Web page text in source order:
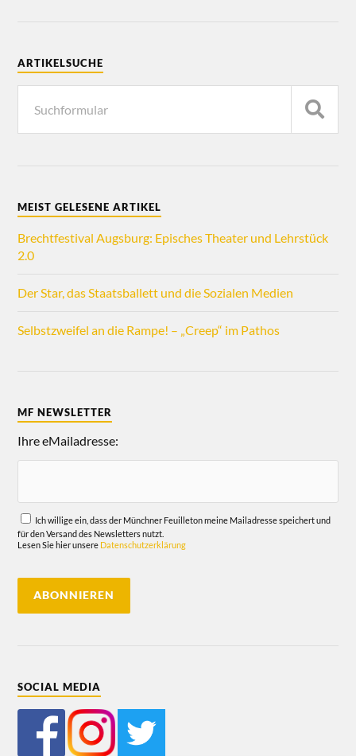
ARTIKELSUCHE
MEIST GELESENE ARTIKEL
Brechtfestival Augsburg: Episches Theater und Lehrstück
2.0
Der Star, das Staatsballett und die Sozialen Medien
Selbstzweifel an die Rampe! – „Creep“ im Pathos
MF NEWSLETTER
Ihre eMailadresse:
Ich willige ein, dass der Münchner Feuilleton meine Mailadresse speichert und
für den Versand des Newsletters nutzt.
Lesen Sie hier unsere Datenschutzerklärung
SOCIAL MEDIA